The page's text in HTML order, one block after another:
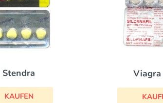
Viagra Soft
KAUFEN
Super